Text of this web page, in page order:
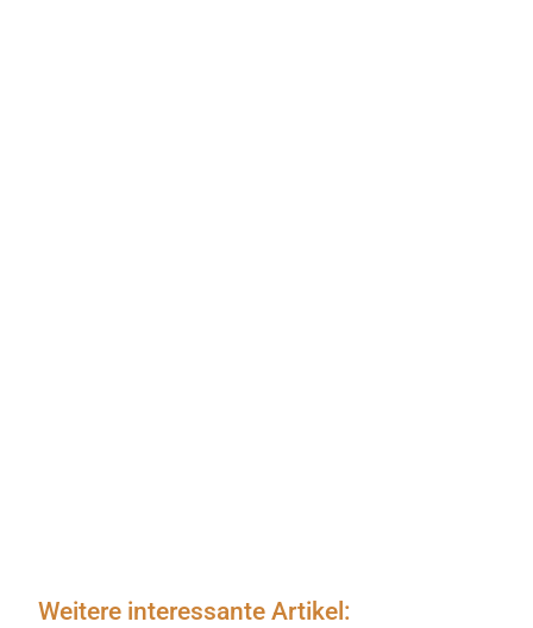
Weitere interessante Artikel: